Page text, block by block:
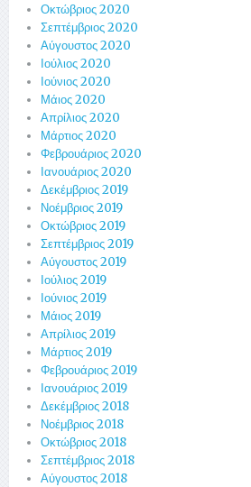
Οκτώβριος 2020
Σεπτέμβριος 2020
Αύγουστος 2020
Ιούλιος 2020
Ιούνιος 2020
Μάιος 2020
Απρίλιος 2020
Μάρτιος 2020
Φεβρουάριος 2020
Ιανουάριος 2020
Δεκέμβριος 2019
Νοέμβριος 2019
Οκτώβριος 2019
Σεπτέμβριος 2019
Αύγουστος 2019
Ιούλιος 2019
Ιούνιος 2019
Μάιος 2019
Απρίλιος 2019
Μάρτιος 2019
Φεβρουάριος 2019
Ιανουάριος 2019
Δεκέμβριος 2018
Νοέμβριος 2018
Οκτώβριος 2018
Σεπτέμβριος 2018
Αύγουστος 2018